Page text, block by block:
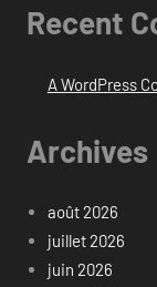
Recent
A WordPress
Archives
août 2026
juillet 2026
juin 2026